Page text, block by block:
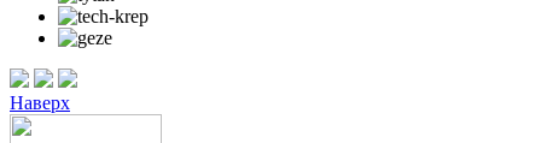
Наверх